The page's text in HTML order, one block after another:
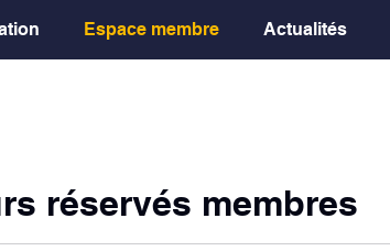
Espace membre Actualités
réservés membres